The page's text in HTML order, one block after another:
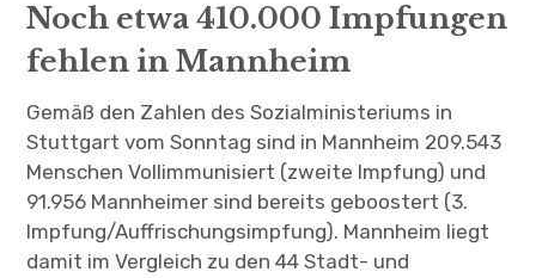
Noch etwa 410.000 Impfungen
fehlen in Mannheim
Gemäß den Zahlen des Sozialministeriums in
Stuttgart vom Sonntag sind in Mannheim 209.543
Menschen Vollimmunisiert (zweite Impfung) und
91.956 Mannheimer sind bereits geboostert (3.
Impfung/Auffrischungsimpfung). Mannheim liegt
damit im Vergleich zu den 44 Stadt- und